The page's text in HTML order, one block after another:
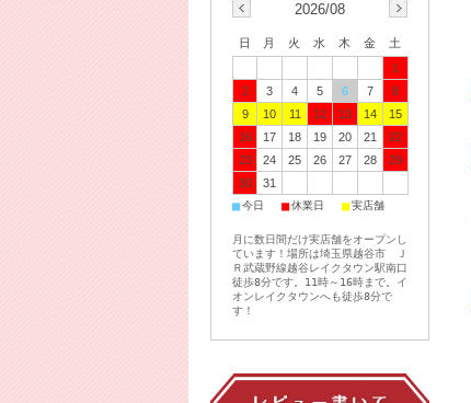
2026/08
日 月 火 水 木 金
土
1
2
3 4 5 6 7
8
9
10 11 12 13 14
15
16
17 18 19 20 21
22
23
24 25 26 27 28
29
30
31
■今日 ■休業日 ■実店舗
月に数日間だけ実店舗をオープンし
ています！場所は埼玉県越谷市 Ｊ
Ｒ武蔵野線越谷レイクタウン駅南口
徒歩8分です。11時～16時まで。イ
オンレイクタウンへも徒歩8分で
す！